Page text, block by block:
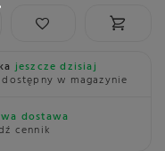
jeszcze dzisiaj
w magazynie
dostawa
cennik